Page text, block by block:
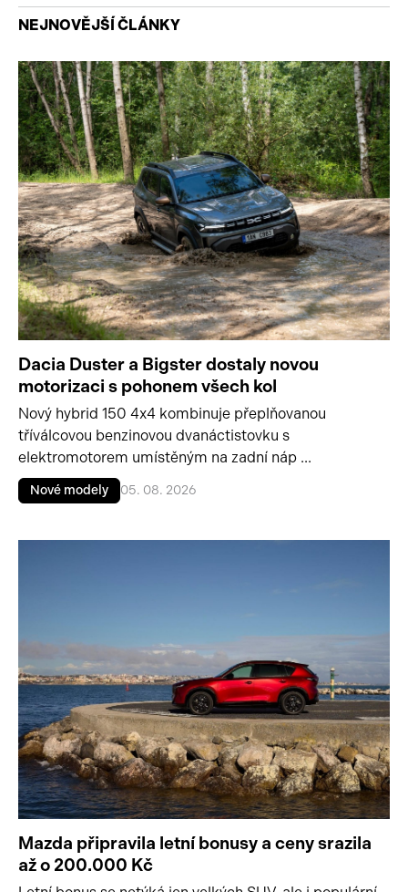
NEJNOVĚJŠÍ ČLÁNKY
Dacia Duster a Bigster dostaly novou
motorizaci s pohonem všech kol
Nový hybrid 150 4x4 kombinuje přeplňovanou
tříválcovou benzinovou dvanáctistovku s
elektromotorem umístěným na zadní náp ...
Nové modely 05. 08. 2026
Mazda připravila letní bonusy a ceny srazila
až o 200.000 Kč